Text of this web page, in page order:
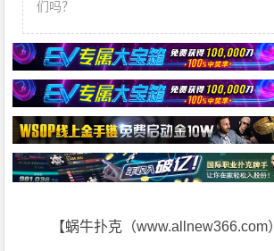
们吗？
【蜗牛扑克（www.allnew366.com